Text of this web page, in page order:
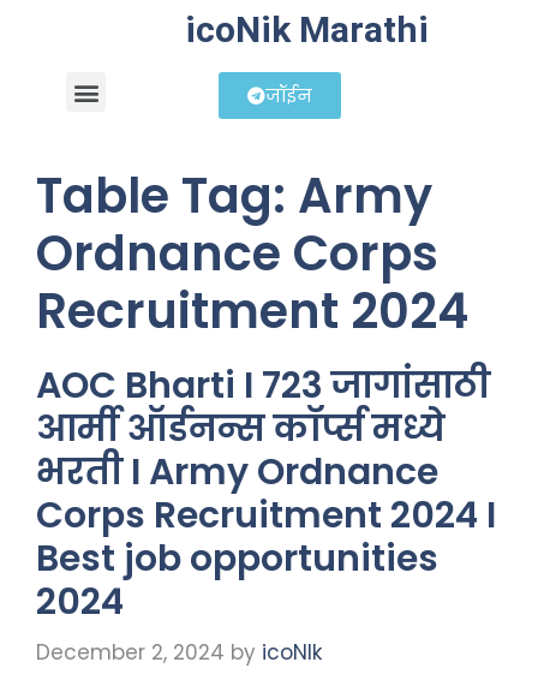
icoNik Marathi
जॉईन
Table Tag: Army
Ordnance Corps
Recruitment 2024
AOC Bharti I 723 जागांसाठी
आर्मी ऑर्डनन्स कॉर्प्स मध्ये
भरती I Army Ordnance
Corps Recruitment 2024 I
Best job opportunities
2024
December 2, 2024 by icoNIk